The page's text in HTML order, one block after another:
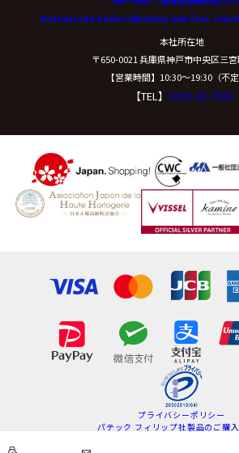
Authorized Dealer Watches and Fine
本社所在地
〒650-0021 兵庫県神戸市中央区三
【営業時間】10:30〜19:30（不定
【TEL】 0120-02-7039
プライバシーポリシー
パテック フィリップ社製品のご購